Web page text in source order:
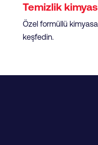
Temizlik
Özel formüllü
keşfedin.